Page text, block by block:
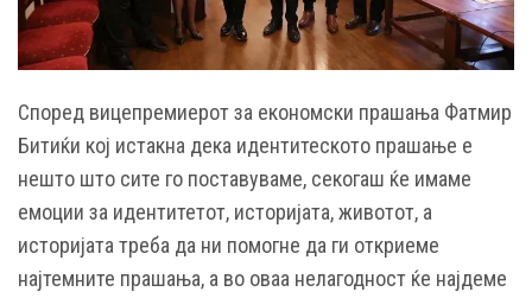
Според вицепремиерот за економски прашања Фатмир
Битиќи кој истакна дека идентитеското прашање е
нешто што сите го поставуваме, секогаш ќе имаме
емоции за идентитетот, историјата, животот, а
историјата треба да ни помогне да ги откриеме
најтемните прашања, а во оваа нелагодност ќе најдеме